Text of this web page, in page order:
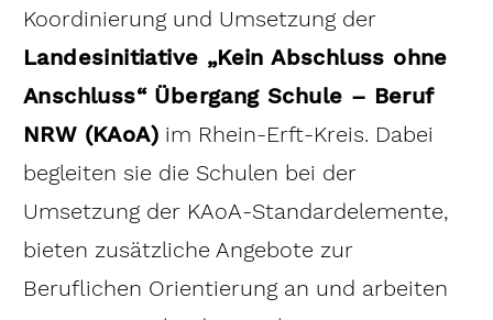
Koordinierung und Umsetzung der
Landesinitiative „Kein Abschluss ohne
Anschluss“ Übergang Schule – Beruf
NRW (KAoA) im Rhein-Erft-Kreis. Dabei
begleiten sie die Schulen bei der
Umsetzung der KAoA-Standardelemente,
bieten zusätzliche Angebote zur
Beruflichen Orientierung an und arbeiten